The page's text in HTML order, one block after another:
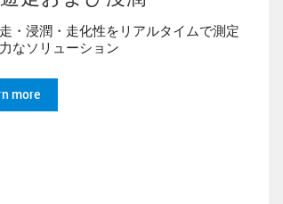
・浸潤・走化性をリアルタイムで測定
なソリューション
more